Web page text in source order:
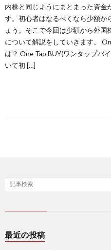
内株と同じようにまとまった資金
す。初心者はなるべくなら少額か
ょう。そこで今回は少額から外国
について解説をしていきます。
は？ One Tap BUY(ワンタップバ
いて初 […]
最近の投稿